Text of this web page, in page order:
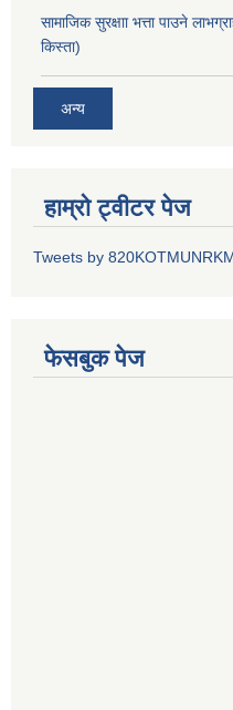
सामाजिक सुरक्षाा भत्ता पाउने
किस्ता)
अन्य
हाम्रो ट्वीटर पेज
Tweets by
फेसबुक पेज